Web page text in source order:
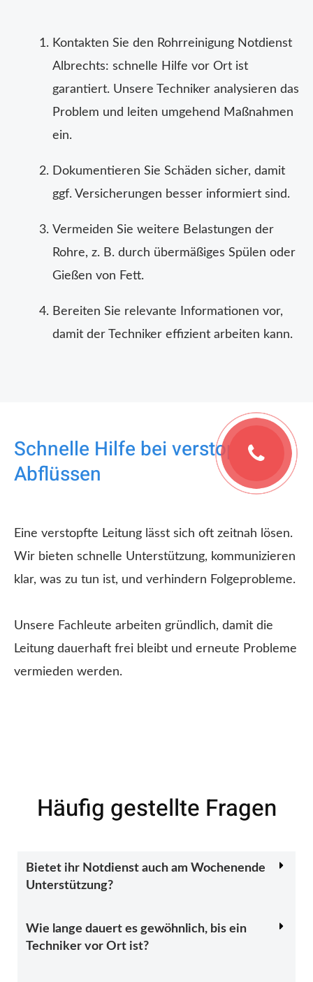
Kontakten Sie den Rohrreinigung Notdienst
Albrechts: schnelle Hilfe vor Ort ist
garantiert. Unsere Techniker analysieren das
Problem und leiten umgehend Maßnahmen
ein.
Dokumentieren Sie Schäden sicher, damit
ggf. Versicherungen besser informiert sind.
Vermeiden Sie weitere Belastungen der
Rohre, z. B. durch übermäßiges Spülen oder
Gießen von Fett.
Bereiten Sie relevante Informationen vor,
damit der Techniker effizient arbeiten kann.
Schnelle Hilfe bei verstopften
Abflüssen
Eine verstopfte Leitung lässt sich oft zeitnah lösen.
Wir bieten schnelle Unterstützung, kommunizieren
klar, was zu tun ist, und verhindern Folgeprobleme.
Unsere Fachleute arbeiten gründlich, damit die
Leitung dauerhaft frei bleibt und erneute Probleme
vermieden werden.
Häufig gestellte Fragen
Bietet ihr Notdienst auch am Wochenende
Unterstützung?
Wie lange dauert es gewöhnlich, bis ein
Techniker vor Ort ist?